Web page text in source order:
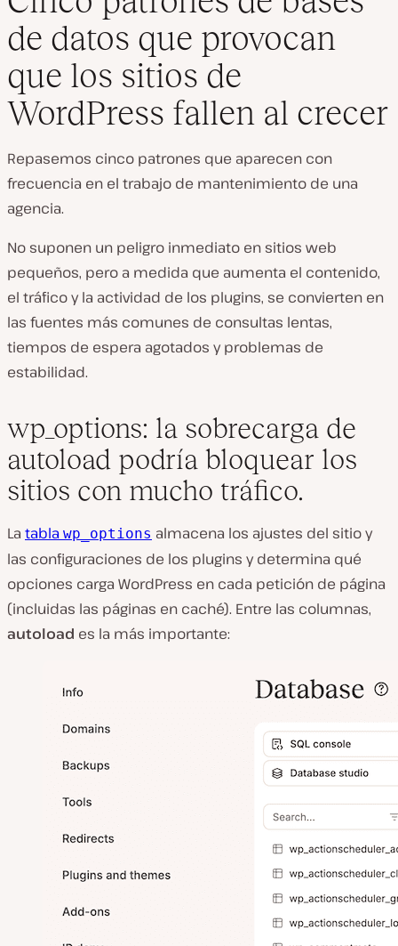
de datos que provocan
que los sitios de
WordPress fallen al crecer
Repasemos cinco patrones que aparecen con
frecuencia en el trabajo de mantenimiento de una
agencia.
No suponen un peligro inmediato en sitios web
pequeños, pero a medida que aumenta el contenido,
el tráfico y la actividad de los plugins, se convierten en
las fuentes más comunes de consultas lentas,
tiempos de espera agotados y problemas de
estabilidad.
wp_options: la sobrecarga de
autoload podría bloquear los
sitios con mucho tráfico.
La tabla wp_options almacena los ajustes del sitio y
las configuraciones de los plugins y determina qué
opciones carga WordPress en cada petición de página
(incluidas las páginas en caché). Entre las columnas,
autoload es la más importante: